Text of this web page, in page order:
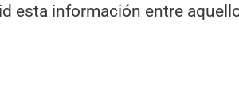
esta información entre